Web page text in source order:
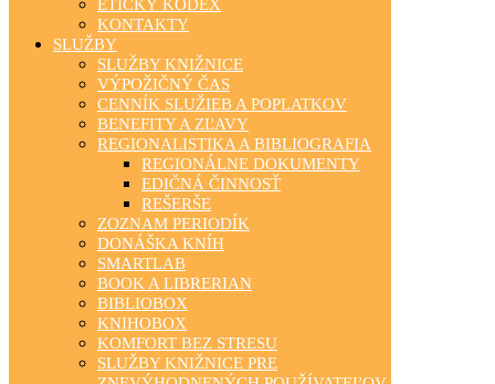
ETICKÝ KÓDEX
KONTAKTY
SLUŽBY
SLUŽBY KNIŽNICE
VÝPOŽIČNÝ ČAS
CENNÍK SLUŽIEB A POPLATKOV
BENEFITY A ZĽAVY
REGIONALISTIKA A BIBLIOGRAFIA
REGIONÁLNE DOKUMENTY
EDIČNÁ ČINNOSŤ
REŠERŠE
ZOZNAM PERIODÍK
DONÁŠKA KNÍH
SMARTLAB
BOOK A LIBRERIAN
BIBLIOBOX
KNIHOBOX
KOMFORT BEZ STRESU
SLUŽBY KNIŽNICE PRE